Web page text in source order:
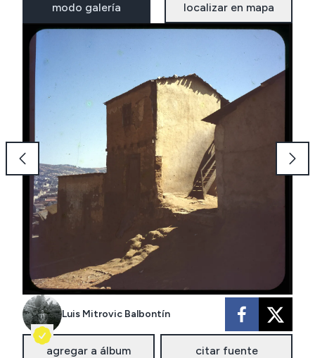
modo galería localizar en mapa
Luis Mitrovic Balbontín
agregar a álbum citar fuente